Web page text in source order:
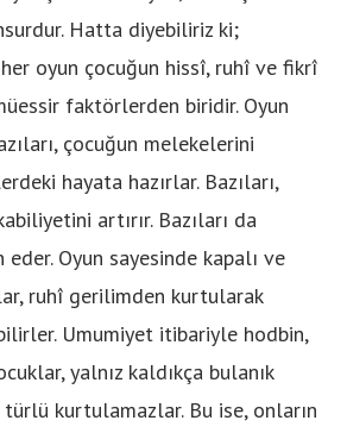
Hatta diyebiliriz ki;
oyun çocuğun hissî, ruhî ve fikrî
faktörlerden biridir. Oyun
çocuğun melekelerini
hayata hazırlar. Bazıları,
artırır. Bazıları da
eder. Oyun sayesinde kapalı ve
ruhî gerilimden kurtularak
Umumiyet itibariyle hodbin,
yalnız kaldıkça bulanık
kurtulamazlar. Bu ise, onların